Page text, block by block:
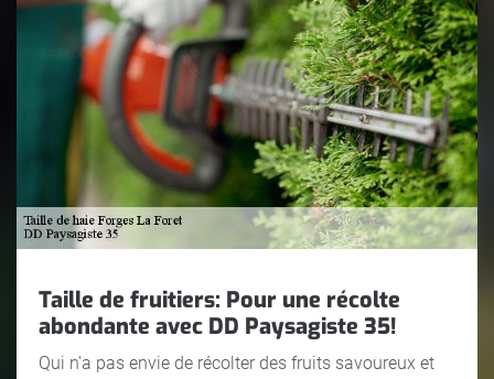
Taille de fruitiers: Pour une récolte
abondante avec DD Paysagiste 35!
Qui n'a pas envie de récolter des fruits savoureux et